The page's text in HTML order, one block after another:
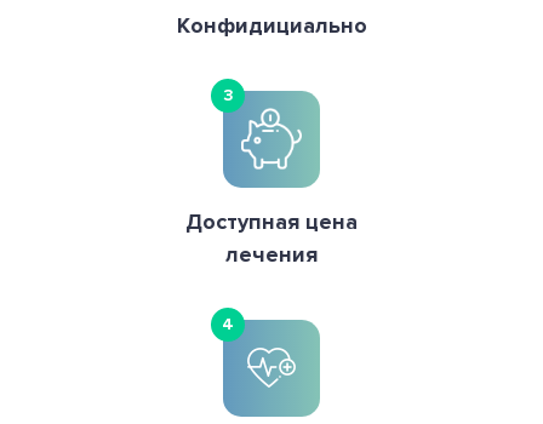
Конфидициально
3
Доступная цена
лечения
4